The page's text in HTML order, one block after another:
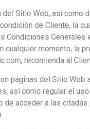
del Sitio Web, así como
de Cliente, la
Condiciones
cualquier momento, la
recomienda al
páginas del Sitio
así como regular el
de acceder a las